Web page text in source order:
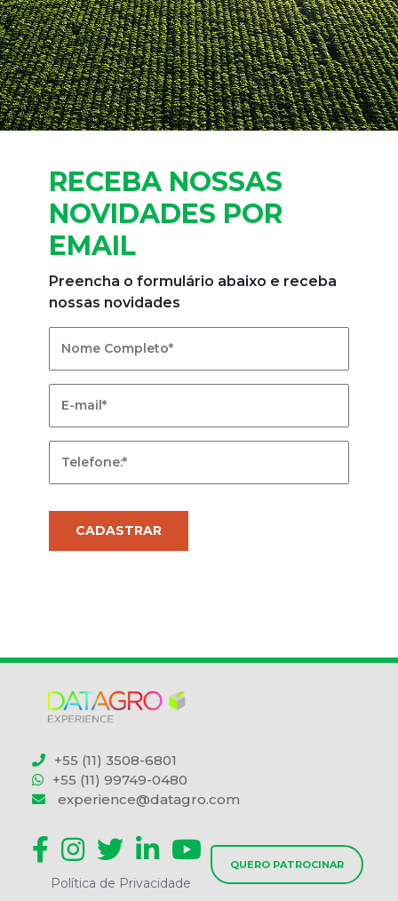
RECEBA NOSSAS
NOVIDADES POR
EMAIL
Preencha o formulário abaixo e receba
nossas novidades
+55 (11) 3508-6801
+55 (11) 99749-0480
experience@datagro.com
Política de Privacidade
QUERO PATROCINAR